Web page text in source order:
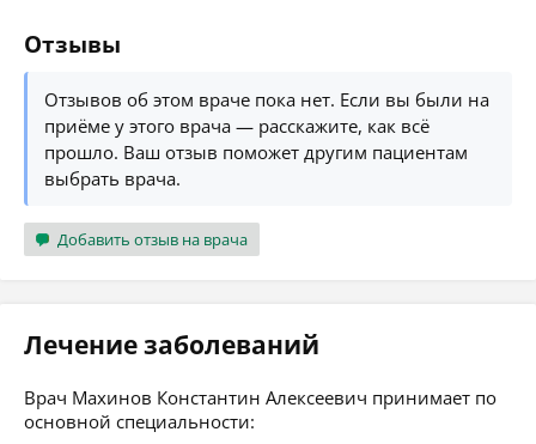
Отзывы
Отзывов об этом враче пока нет. Если вы были на
приёме у этого врача — расскажите, как всё
прошло. Ваш отзыв поможет другим пациентам
выбрать врача.
Добавить отзыв на врача
Лечение заболеваний
Врач Махинов Константин Алексеевич принимает по
основной специальности: